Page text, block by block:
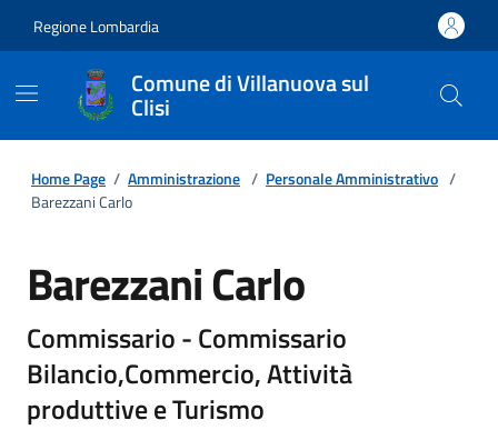
Regione Lombardia
Comune di Villanuova sul
Clisi
Home Page / Amministrazione / Personale Amministrativo /
Barezzani Carlo
Barezzani Carlo
Commissario - Commissario
Bilancio,Commercio, Attività
produttive e Turismo